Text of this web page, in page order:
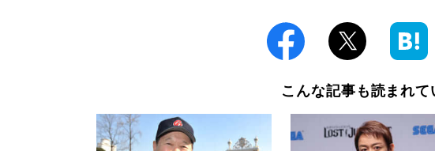
こんな記事も読まれて